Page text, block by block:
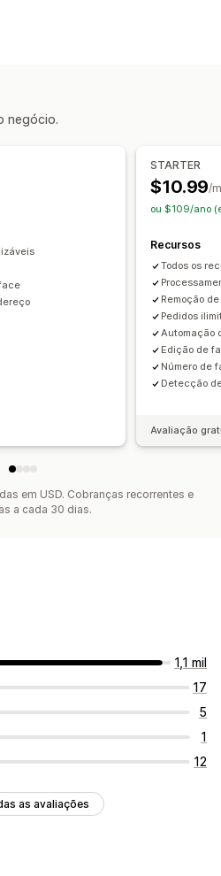
de PDF
dos dados
negócio.
STARTER
$10.99/
ou $109/ano
Recursos
Todos os
Remoção
Pedidos
Automação
Edição de
Número de
Detecção
Avaliação
em USD. Cobranças recorrentes e
a cada 30 dias.
1,1 mil
17
5
1
12
as avaliações